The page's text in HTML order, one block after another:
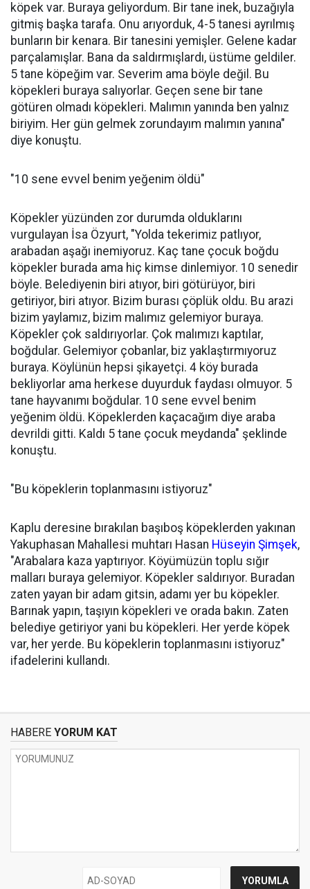
köpek var. Buraya geliyordum. Bir tane inek, buzağıyla
gitmiş başka tarafa. Onu arıyorduk, 4-5 tanesi ayrılmış
bunların bir kenara. Bir tanesini yemişler. Gelene kadar
parçalamışlar. Bana da saldırmışlardı, üstüme geldiler.
5 tane köpeğim var. Severim ama böyle değil. Bu
köpekleri buraya salıyorlar. Geçen sene bir tane
götüren olmadı köpekleri. Malımın yanında ben yalnız
biriyim. Her gün gelmek zorundayım malımın yanına"
diye konuştu.
"10 sene evvel benim yeğenim öldü"
Köpekler yüzünden zor durumda olduklarını
vurgulayan İsa Özyurt, "Yolda tekerimiz patlıyor,
arabadan aşağı inemiyoruz. Kaç tane çocuk boğdu
köpekler burada ama hiç kimse dinlemiyor. 10 senedir
böyle. Belediyenin biri atıyor, biri götürüyor, biri
getiriyor, biri atıyor. Bizim burası çöplük oldu. Bu arazi
bizim yaylamız, bizim malımız gelemiyor buraya.
Köpekler çok saldırıyorlar. Çok malımızı kaptılar,
boğdular. Gelemiyor çobanlar, biz yaklaştırmıyoruz
buraya. Köylünün hepsi şikayetçi. 4 köy burada
bekliyorlar ama herkese duyurduk faydası olmuyor. 5
tane hayvanımı boğdular. 10 sene evvel benim
yeğenim öldü. Köpeklerden kaçacağım diye araba
devrildi gitti. Kaldı 5 tane çocuk meydanda" şeklinde
konuştu.
"Bu köpeklerin toplanmasını istiyoruz"
Kaplu deresine bırakılan başıboş köpeklerden yakınan
Yakuphasan Mahallesi muhtarı Hasan Hüseyin Şimşek,
"Arabalara kaza yaptırıyor. Köyümüzün toplu sığır
malları buraya gelemiyor. Köpekler saldırıyor. Buradan
zaten yayan bir adam gitsin, adamı yer bu köpekler.
Barınak yapın, taşıyın köpekleri ve orada bakın. Zaten
belediye getiriyor yani bu köpekleri. Her yerde köpek
var, her yerde. Bu köpeklerin toplanmasını istiyoruz"
ifadelerini kullandı.
HABERE YORUM KAT